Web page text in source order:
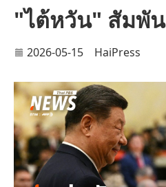
"ไต้หวัน" สัมพั
2026-05-15 HaiPress